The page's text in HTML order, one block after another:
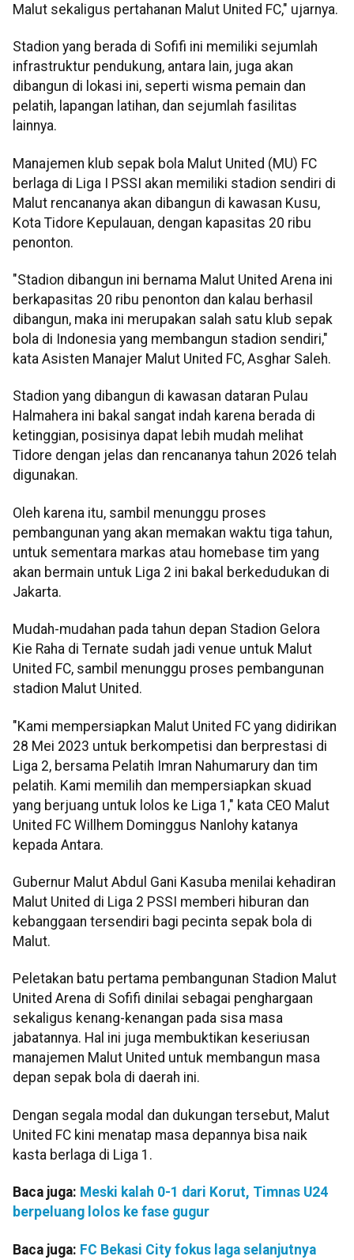
Malut sekaligus pertahanan Malut United FC," ujarnya.
Stadion yang berada di Sofifi ini memiliki sejumlah
infrastruktur pendukung, antara lain, juga akan
dibangun di lokasi ini, seperti wisma pemain dan
pelatih, lapangan latihan, dan sejumlah fasilitas
lainnya.
Manajemen klub sepak bola Malut United (MU) FC
berlaga di Liga I PSSI akan memiliki stadion sendiri di
Malut rencananya akan dibangun di kawasan Kusu,
Kota Tidore Kepulauan, dengan kapasitas 20 ribu
penonton.
"Stadion dibangun ini bernama Malut United Arena ini
berkapasitas 20 ribu penonton dan kalau berhasil
dibangun, maka ini merupakan salah satu klub sepak
bola di Indonesia yang membangun stadion sendiri,"
kata Asisten Manajer Malut United FC, Asghar Saleh.
Stadion yang dibangun di kawasan dataran Pulau
Halmahera ini bakal sangat indah karena berada di
ketinggian, posisinya dapat lebih mudah melihat
Tidore dengan jelas dan rencananya tahun 2026 telah
digunakan.
Oleh karena itu, sambil menunggu proses
pembangunan yang akan memakan waktu tiga tahun,
untuk sementara markas atau homebase tim yang
akan bermain untuk Liga 2 ini bakal berkedudukan di
Jakarta.
Mudah-mudahan pada tahun depan Stadion Gelora
Kie Raha di Ternate sudah jadi venue untuk Malut
United FC, sambil menunggu proses pembangunan
stadion Malut United.
"Kami mempersiapkan Malut United FC yang didirikan
28 Mei 2023 untuk berkompetisi dan berprestasi di
Liga 2, bersama Pelatih Imran Nahumarury dan tim
pelatih. Kami memilih dan mempersiapkan skuad
yang berjuang untuk lolos ke Liga 1," kata CEO Malut
United FC Willhem Dominggus Nanlohy katanya
kepada Antara.
Gubernur Malut Abdul Gani Kasuba menilai kehadiran
Malut United di Liga 2 PSSI memberi hiburan dan
kebanggaan tersendiri bagi pecinta sepak bola di
Malut.
Peletakan batu pertama pembangunan Stadion Malut
United Arena di Sofifi dinilai sebagai penghargaan
sekaligus kenang-kenangan pada sisa masa
jabatannya. Hal ini juga membuktikan keseriusan
manajemen Malut United untuk membangun masa
depan sepak bola di daerah ini.
Dengan segala modal dan dukungan tersebut, Malut
United FC kini menatap masa depannya bisa naik
kasta berlaga di Liga 1.
Baca juga: Meski kalah 0-1 dari Korut, Timnas U24
berpeluang lolos ke fase gugur
Baca juga: FC Bekasi City fokus laga selanjutnya